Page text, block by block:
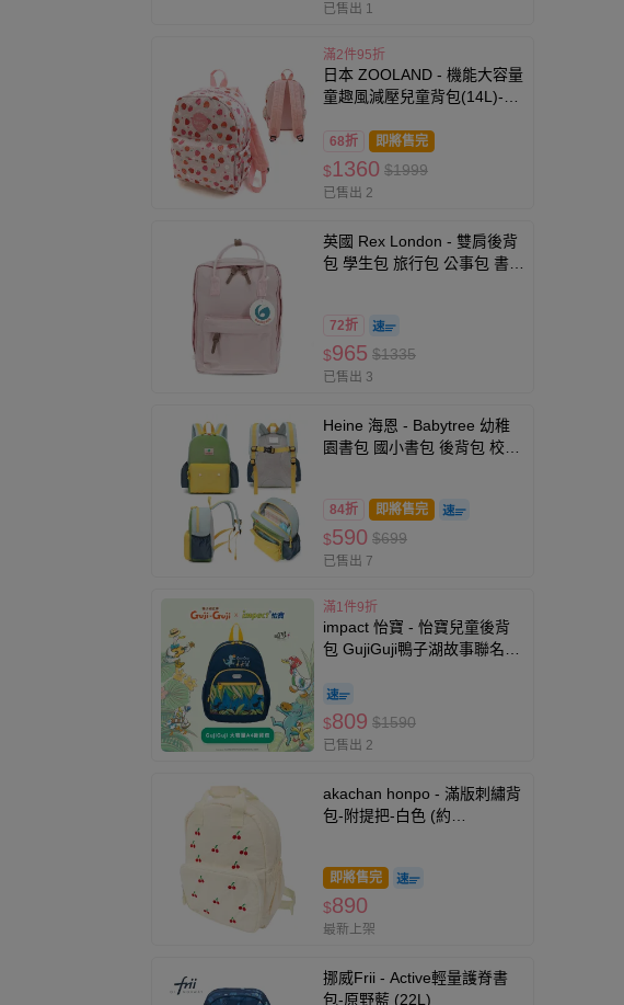
已售出 1
滿2件95折
日本 ZOOLAND - 機能大容量
童趣風減壓兒童背包(14L)-鮮
68折 即將售完
$1360 $1999
已售出 2
英國 Rex London - 雙肩後背
包 學生包 旅行包 公事包 書
72折
$965 $1335
已售出 3
Heine 海恩 - Babytree 幼稚
園書包 國小書包 後背包 校外
84折 即將售完
$590 $699
已售出 7
滿1件9折
impact 怡寶 - 怡寶兒童後背
包 GujiGuji鴨子湖故事聯名
$809 $1590
已售出 2
akachan honpo - 滿版刺繡背
包-附提把-白色 (約
即將售完
$890
最新上架
挪威Frii - Active輕量護脊書
包-原野藍 (22L)